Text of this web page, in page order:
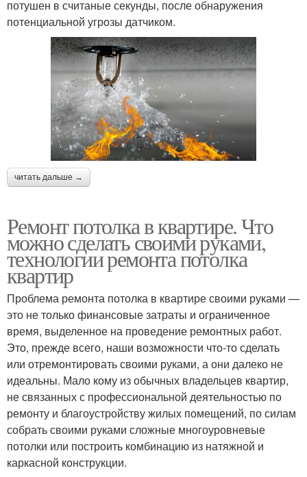
потушен в считаные секунды, после обнаружения
потенциальной угрозы датчиком.
читать дальше →
Ремонт потолка в квартире. Что
можно сделать своими руками,
технологии ремонта потолка
квартир
Проблема ремонта потолка в квартире своими руками —
это не только финансовые затраты и ограниченное
время, выделенное на проведение ремонтных работ.
Это, прежде всего, наши возможности что-то сделать
или отремонтировать своими руками, а они далеко не
идеальны. Мало кому из обычных владельцев квартир,
не связанных с профессиональной деятельностью по
ремонту и благоустройству жилых помещений, по силам
собрать своими руками сложные многоуровневые
потолки или построить комбинацию из натяжной и
каркасной конструкции.